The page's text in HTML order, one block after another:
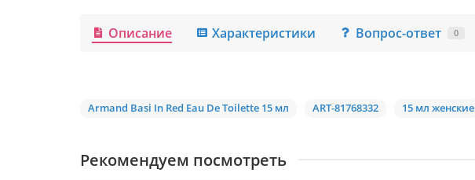
Описание Характеристики Вопрос-ответ 0
Armand Basi In Red Eau De Toilette 15 мл ART-81768332 15 мл женские
Рекомендуем посмотреть